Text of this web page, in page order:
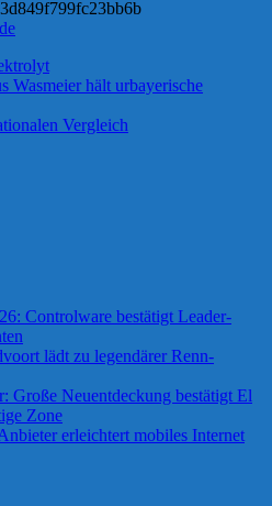
Wasmeier hält urbayerische
Vergleich
Controlware bestätigt Leader-
lädt zu legendärer Renn-
Große Neuentdeckung bestätigt El
Zone
erleichtert mobiles Internet